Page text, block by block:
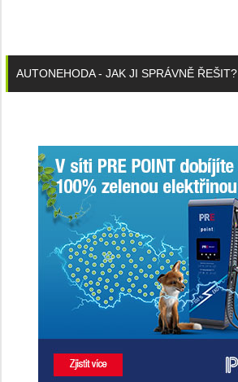
AUTONEHODA - JAK JI SPRÁVNĚ ŘEŠIT?